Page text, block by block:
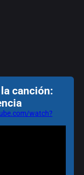
canción:
watch?